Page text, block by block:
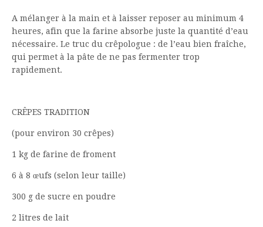
A mélanger à la main et à laisser reposer au minimum 4
heures, afin que la farine absorbe juste la quantité d’eau
nécessaire. Le truc du crêpologue : de l’eau bien fraîche,
qui permet à la pâte de ne pas fermenter trop
rapidement.
CRÊPES TRADITION
(pour environ 30 crêpes)
1 kg de farine de froment
6 à 8 œufs (selon leur taille)
300 g de sucre en poudre
2 litres de lait